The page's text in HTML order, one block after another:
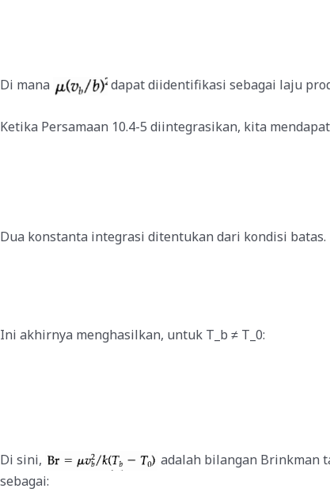
Di mana dapat diidentifikasi sebagai laju
Ketika Persamaan 10.4-5 diintegrasikan, kita
Dua konstanta integrasi ditentukan dari kondisi batas.
Ini akhirnya menghasilkan, untuk T_b ≠ T_0:
Di sini,
adalah bilangan Brinkman
sebagai: